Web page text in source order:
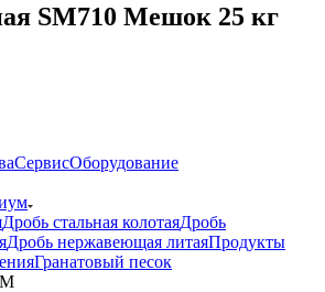
SM710 Мешок 25 кг
СервисОборудование
Дробь стальная колотаяДробь
Дробь нержавеющая литаяПродукты
Гранатовый песок